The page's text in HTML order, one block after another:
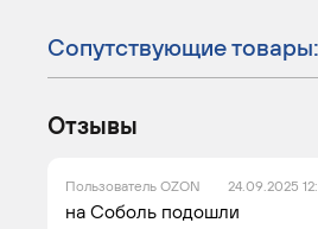
Сопутствующие товары:
Отзывы
Пользователь OZON 24.09.2025
на Соболь подошли